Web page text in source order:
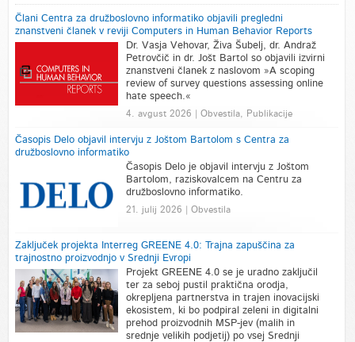
Člani Centra za družboslovno informatiko objavili pregledni
znanstveni članek v reviji Computers in Human Behavior Reports
Dr. Vasja Vehovar, Živa Šubelj, dr. Andraž
Petrovčič in dr. Jošt Bartol so objavili izvirni
znanstveni članek z naslovom »A scoping
review of survey questions assessing online
hate speech.«
4. avgust 2026 | Obvestila, Publikacije
Časopis Delo objavil intervju z Joštom Bartolom s Centra za
družboslovno informatiko
Časopis Delo je objavil intervju z Joštom
Bartolom, raziskovalcem na Centru za
družboslovno informatiko.
21. julij 2026 | Obvestila
Zaključek projekta Interreg GREENE 4.0: Trajna zapuščina za
trajnostno proizvodnjo v Srednji Evropi
Projekt GREENE 4.0 se je uradno zaključil
ter za seboj pustil praktična orodja,
okrepljena partnerstva in trajen inovacijski
ekosistem, ki bo podpiral zeleni in digitalni
prehod proizvodnih MSP-jev (malih in
srednje velikih podjetij) po vsej Srednji